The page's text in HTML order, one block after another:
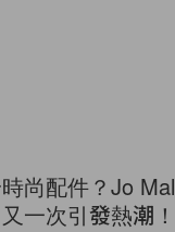
尚配件？Jo
一次引發熱潮！